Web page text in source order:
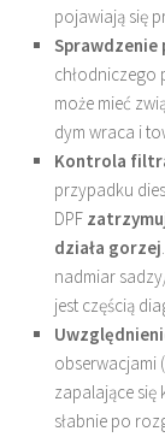
pojawiają się
Sprawdzenie
chłodniczego
może mieć
dym wraca i
Kontrola
przypadku
DPF
działa gorzej
nadmiar
jest częścią
obserwacjami
zapalające się
słabnie po